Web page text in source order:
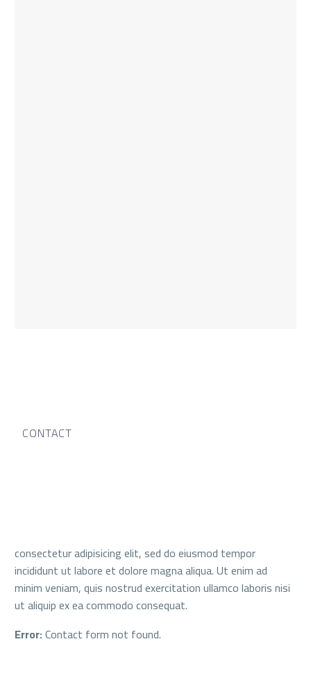
CONTACT
consectetur adipisicing elit, sed do eiusmod tempor
incididunt ut labore et dolore magna aliqua. Ut enim ad
minim veniam, quis nostrud exercitation ullamco laboris nisi
ut aliquip ex ea commodo consequat.
Error:Contact form not found.